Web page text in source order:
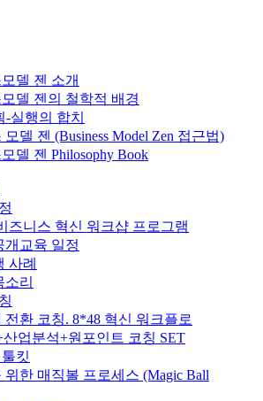
델 젠 소개
델 젠의 철학적 배경
-실행의 합치
델 젠 (Business Model Zen 접근법)
델 젠 Philosophy Book
즈니스 혁신 워크샵 프로그램
개교육 일정
사례
소리
전환 코칭. 8*48 혁신 워크플로
업분석+원포인트 코칭 SET
킷
위한 매직볼 프로세스 (Magic Ball